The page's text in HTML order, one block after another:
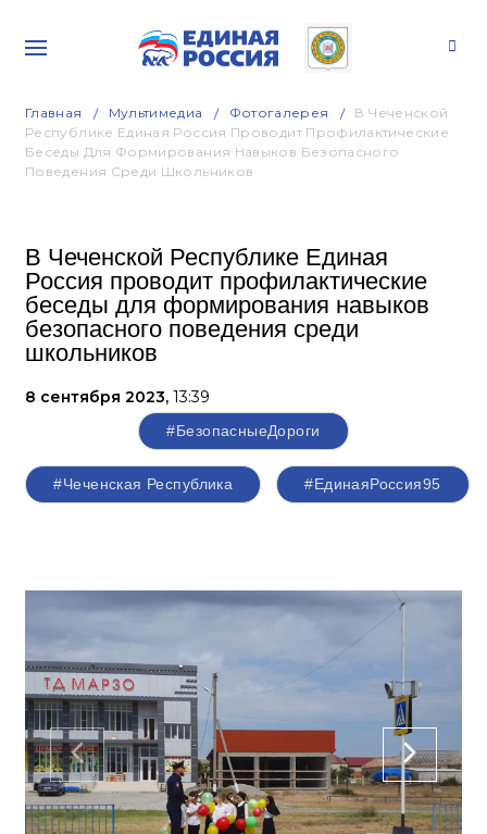
Главная Мультимедиа Фотогалерея
В Чеченской
Республике Единая Россия Проводит Профилактические
Беседы Для Формирования Навыков Безопасного
Поведения Среди Школьников
В Чеченской Республике Единая
Россия проводит профилактические
беседы для формирования навыков
безопасного поведения среди
школьников
8 сентября 2023, 13:39
#БезопасныеДороги
#Чеченская Республика #ЕдинаяРоссия95